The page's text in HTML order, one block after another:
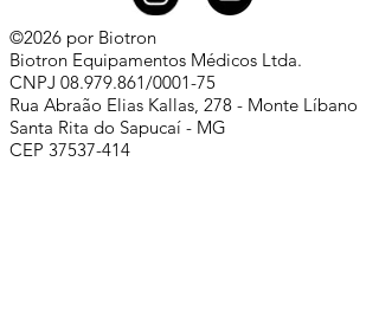
©2026 por Biotron
Biotron Equipamentos Médicos Ltda.
CNPJ 08.979.861/0001-75
Rua Abraão Elias Kallas, 278 - Monte Líbano
Santa Rita do Sapucaí - MG
CEP 37537-414